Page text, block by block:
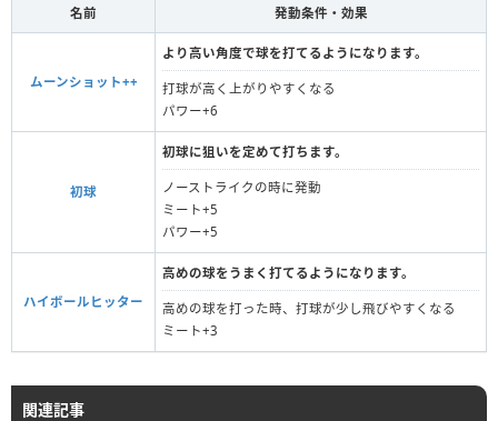
名前 発動条件・効果
ムーンショット++
より高い角度で球を打てるようになります。
打球が高く上がりやすくなる
パワー+6
初球
初球に狙いを定めて打ちます。
ノーストライクの時に発動
ミート+5
パワー+5
ハイボールヒッター
高めの球をうまく打てるようになります。
高めの球を打った時、打球が少し飛びやすくなる
ミート+3
関連記事